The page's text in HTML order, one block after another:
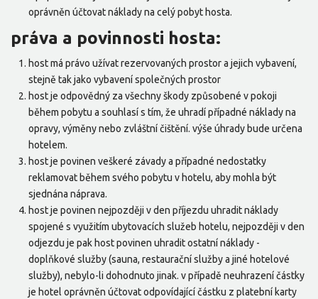
oprávněn účtovat náklady na celý pobyt hosta.
práva a povinnosti hosta:
host má právo užívat rezervovaných prostor a jejich vybavení,
stejně tak jako vybavení společných prostor
host je odpovědný za všechny škody způsobené v pokoji
během pobytu a souhlasí s tím, že uhradí případné náklady na
opravy, výměny nebo zvláštní čištění. výše úhrady bude určena
hotelem.
host je povinen veškeré závady a případné nedostatky
reklamovat během svého pobytu v hotelu, aby mohla být
sjednána náprava.
host je povinen nejpozději v den příjezdu uhradit náklady
spojené s využitím ubytovacích služeb hotelu, nejpozději v den
odjezdu je pak host povinen uhradit ostatní náklady -
doplňkové služby (sauna, restaurační služby a jiné hotelové
služby), nebylo-li dohodnuto jinak. v případě neuhrazení částky
je hotel oprávněn účtovat odpovídající částku z platební karty